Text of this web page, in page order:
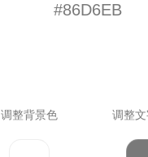
#86D6EB
调整背景色 调整